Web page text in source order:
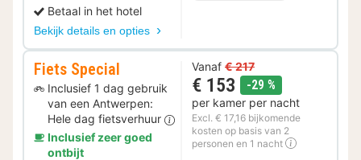
Betaal in het hotel
Bekijk details en opties
Fiets Special
Inclusief 1 dag gebruik
van een Antwerpen:
Hele dag fietsverhuur
Inclusief zeer goed
ontbijt
Vanaf € 217
€ 153 -29 %
per kamer per nacht
Excl. € 17,16 bijkomende
kosten op basis van 2
personen en 1 nacht